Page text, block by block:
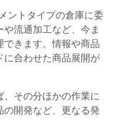
ントタイプの倉庫に委
流通加工など、今ま
きます。情報や商品
に合わせた商品展開が
、その分ほかの作業に
開発など、更なる発